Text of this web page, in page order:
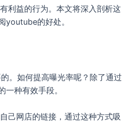
利益的行为。本文将深入剖析这
youtube的好处。
。如何提高曝光率呢？除了通过
种有效手段。
己网店的链接，通过这种方式吸